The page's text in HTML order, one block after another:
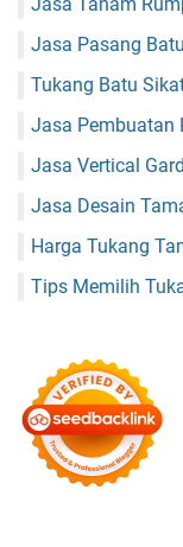
Jasa Pasang
Tukang Batu
Jasa Pembuatan
Jasa Vertical
Jasa Desain
Harga Tukang
Tips Memilih